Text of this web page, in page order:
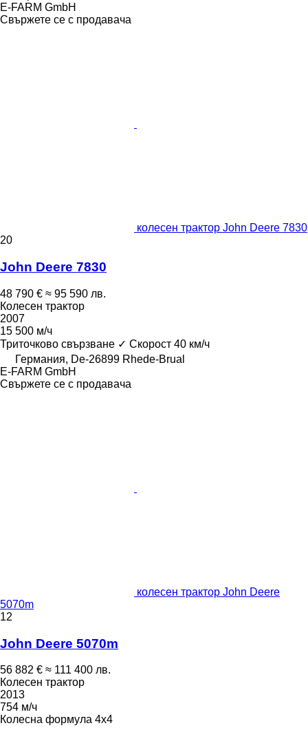
E-FARM GmbH
Свържете се с продавача
колесен трактор John Deere 7830
20
John Deere 7830
48 790 € ≈ 95 590 лв.
Колесен трактор
2007
15 500 м/ч
Триточково свързване ✓ Скорост 40 км/ч
Германия, De-26899 Rhede-Brual
E-FARM GmbH
Свържете се с продавача
колесен трактор John Deere
5070m
12
John Deere 5070m
56 882 € ≈ 111 400 лв.
Колесен трактор
2013
754 м/ч
Колесна формула 4x4